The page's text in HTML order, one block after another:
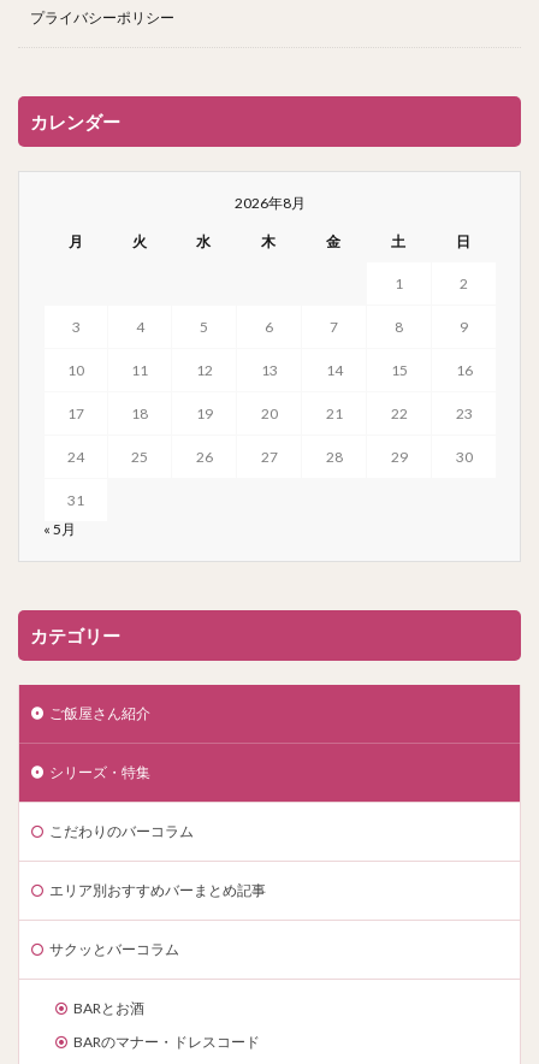
プライバシーポリシー
カレンダー
2026年8月
月 火 水 木 金 土 日
1 2
3 4 5 6 7 8 9
10 11 12 13 14 15 16
17 18 19 20 21 22 23
24 25 26 27 28 29 30
31
« 5月
カテゴリー
ご飯屋さん紹介
シリーズ・特集
こだわりのバーコラム
エリア別おすすめバーまとめ記事
サクッとバーコラム
BARとお酒
BARのマナー・ドレスコード